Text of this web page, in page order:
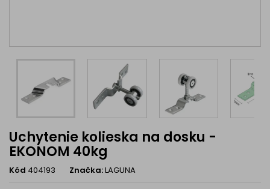
Uchytenie kolieska na dosku -
EKONOM 40kg
Kód 404193 Značka:LAGUNA